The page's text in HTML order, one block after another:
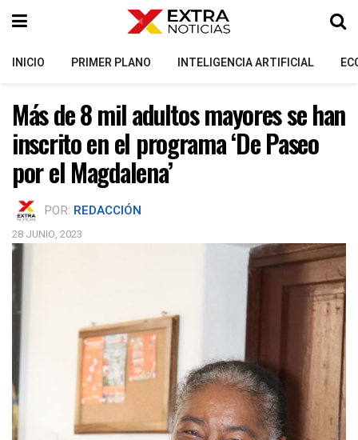
INICIO PRIMER PLANO INTELIGENCIA ARTIFICIAL
Más de 8 mil adultos mayores se han
inscrito en el programa ‘De Paseo
por el Magdalena’
POR: REDACCIÓN
28 JUNIO, 2023